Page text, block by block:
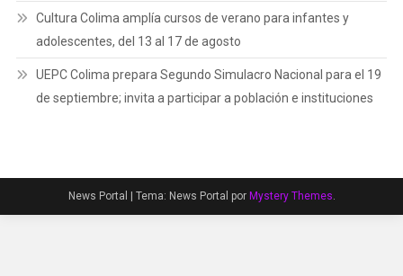
Cultura Colima amplía cursos de verano para infantes y
adolescentes, del 13 al 17 de agosto
UEPC Colima prepara Segundo Simulacro Nacional para el 19
de septiembre; invita a participar a población e instituciones
News Portal | Tema: News Portal por Mystery Themes.